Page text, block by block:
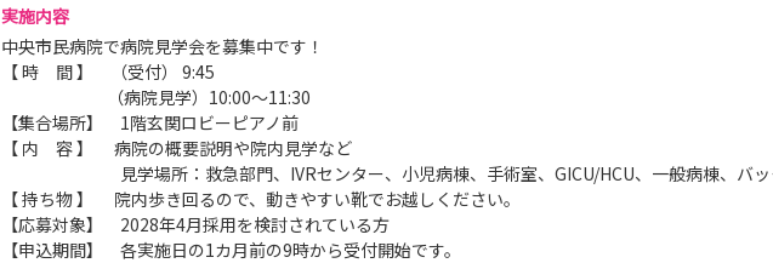
上記注１、注２、以外の日程については、産科を含む病棟、救急・放射線科・手術室で受け入れが可
実施内容
中央市民病院で病院見学会を募集中です！
【 時 間 】 （受付） 9:45
（病院見学）10:00～11:30
【集合場所】 1階玄関ロビーピアノ前
【 内 容 】 病院の概要説明や院内見学など
見学場所：救急部門、IVRセンター、小児病棟、手術室、GICU/HCU、一般病棟、バッ
【 持ち物 】 院内歩き回るので、動きやすい靴でお越しください。
【応募対象】 2028年4月採用を検討されている方
【申込期間】 各実施日の1カ月前の9時から受付開始です。